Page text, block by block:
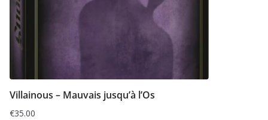
Villainous – Mauvais jusqu’à l’Os
€35.00